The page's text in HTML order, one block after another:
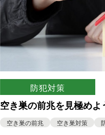
防犯対策
空き巣の前兆を見極め
イントや一軒家の防犯
空き巣の前兆 空き巣対策